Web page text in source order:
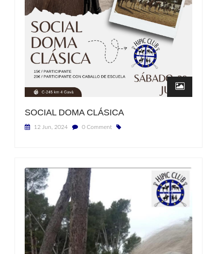
SOCIAL DOMA CLÁSICA
12 Jun, 2024 0 Comment